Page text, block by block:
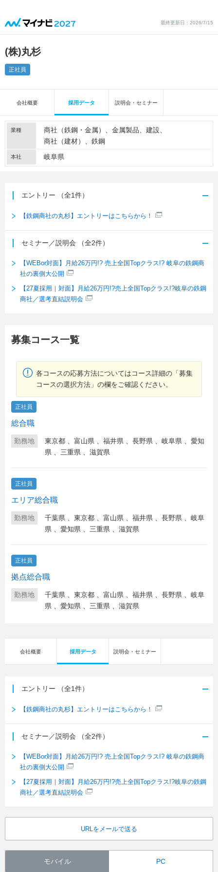
最終更新日：2026/7/15
(株)丸杉
正社員
会社概要 採用データ 説明会・セミナー
業種 商社（鉄鋼・金属） 金属製品
建設
商社（建材）
鉄鋼
本社 岐阜県
エントリー （全1件）
【鉄鋼商社の丸杉】エントリーはこちらから！
セミナー／説明会 （全2件）
【WEBor対面】月給26万円!? 売上全国Topクラス!? 岐阜の鉄鋼商
社の裏側大公開
【27夏採用｜対面】月給26万円!?売上全国Topクラス!?岐阜の鉄鋼
商社／選考直結説明会
募集コース一覧
各コースの応募方法についてはコース詳細の「募集
コースの選択方法」の欄をご確認ください。
正社員
総合職
勤務地 東京都 富山県 福井県 長野県 岐阜県
愛知
県
三重県 滋賀県
正社員
エリア総合職
勤務地 千葉県 東京都 富山県 福井県 長野県
岐阜
県
愛知県 三重県 滋賀県
正社員
拠点総合職
勤務地 千葉県 東京都 富山県 福井県 長野県
岐阜
県
愛知県 三重県 滋賀県
会社概要 採用データ 説明会・セミナー
エントリー （全1件）
【鉄鋼商社の丸杉】エントリーはこちらから！
セミナー／説明会 （全2件）
【WEBor対面】月給26万円!? 売上全国Topクラス!? 岐阜の鉄鋼商
社の裏側大公開
【27夏採用｜対面】月給26万円!?売上全国Topクラス!?岐阜の鉄鋼
商社／選考直結説明会
URLをメールで送る
モバイル PC